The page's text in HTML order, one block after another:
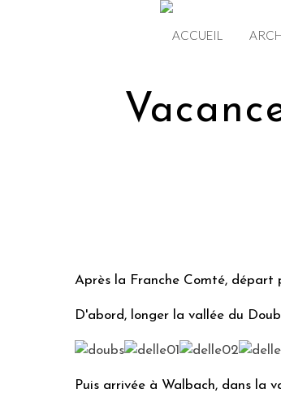
ACCUEIL
Après la Franche Comté, départ
D'abord, longer la vallée du
Puis arrivée à Walbach, dans la